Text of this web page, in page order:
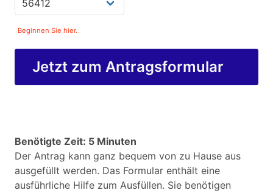
Beginnen Sie hier.
Jetzt zum Antragsformular
Benötigte Zeit: 5 Minuten
Der Antrag kann ganz bequem von zu Hause aus
ausgefüllt werden. Das Formular enthält eine
ausführliche Hilfe zum Ausfüllen. Sie benötigen